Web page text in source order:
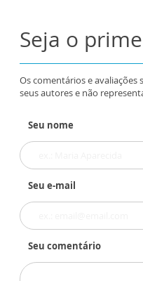
Seja o
Os comentários e avaliações
seus autores e não
Seu nome
Seu e-mail
Seu comentário